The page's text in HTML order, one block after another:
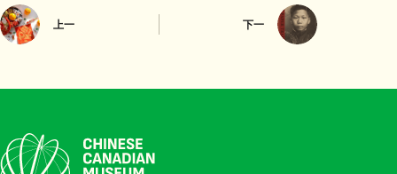
上一 下一